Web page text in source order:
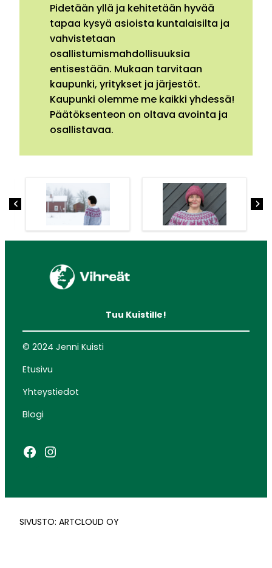
Pidetään yllä ja kehitetään hyvää
tapaa kysyä asioista kuntalaisilta ja
vahvistetaan
osallistumismahdollisuuksia
entisestään. Mukaan tarvitaan
kaupunki, yritykset ja järjestöt.
Kaupunki olemme me kaikki yhdessä!
Päätöksenteon on oltava avointa ja
osallistavaa.
‹ ›
Tuu Kuistille!
© 2024 Jenni Kuisti
Etusivu
Yhteystiedot
Blogi
Facebook Instagram
SIVUSTO: ARTCLOUD OY